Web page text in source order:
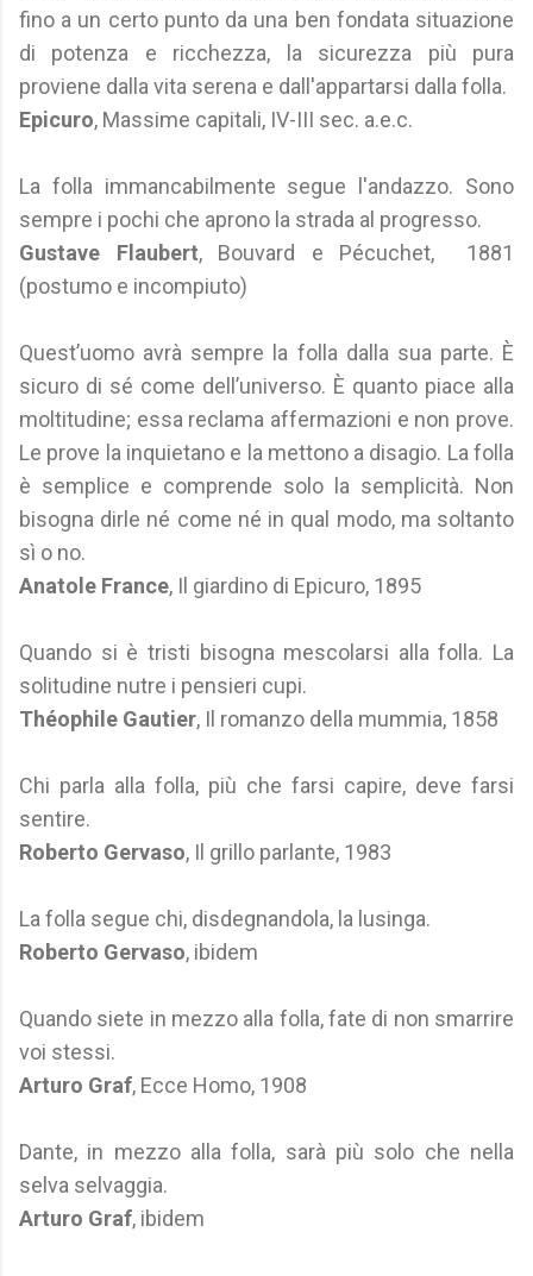
fino a un certo punto da una ben fondata situazione
di potenza e ricchezza, la sicurezza più pura
proviene dalla vita serena e dall'appartarsi dalla folla.
Epicuro, Massime capitali, IV-III sec. a.e.c.
La folla immancabilmente segue l'andazzo. Sono
sempre i pochi che aprono la strada al progresso.
Gustave Flaubert, Bouvard e Pécuchet, 1881
(postumo e incompiuto)
Quest’uomo avrà sempre la folla dalla sua parte. È
sicuro di sé come dell’universo. È quanto piace alla
moltitudine; essa reclama affermazioni e non prove.
Le prove la inquietano e la mettono a disagio. La folla
è semplice e comprende solo la semplicità. Non
bisogna dirle né come né in qual modo, ma soltanto
sì o no.
Anatole France, Il giardino di Epicuro, 1895
Quando si è tristi bisogna mescolarsi alla folla. La
solitudine nutre i pensieri cupi.
Théophile Gautier, Il romanzo della mummia, 1858
Chi parla alla folla, più che farsi capire, deve farsi
sentire.
Roberto Gervaso, Il grillo parlante, 1983
La folla segue chi, disdegnandola, la lusinga.
Roberto Gervaso, ibidem
Quando siete in mezzo alla folla, fate di non smarrire
voi stessi.
Arturo Graf, Ecce Homo, 1908
Dante, in mezzo alla folla, sarà più solo che nella
selva selvaggia.
Arturo Graf, ibidem